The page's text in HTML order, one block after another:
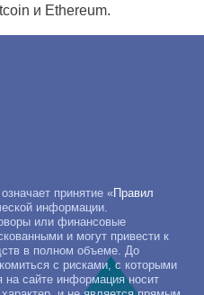
и Ethereum.
принятие «Правил
информации.
или финансовые
и могут привести к
в полном объеме. До
с рисками, с которыми
на сайте информация носит